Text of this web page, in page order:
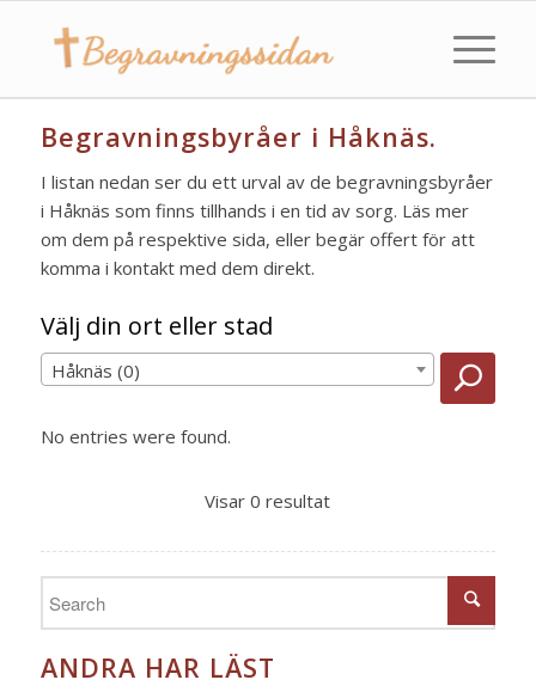
Begravningsbyråer i Håknäs.
I listan nedan ser du ett urval av de begravningsbyråer
i Håknäs som finns tillhands i en tid av sorg. Läs mer
om dem på respektive sida, eller begär offert för att
komma i kontakt med dem direkt.
Välj din ort eller stad
Håknäs (0)
No entries were found.
Visar 0 resultat
ANDRA HAR LÄST